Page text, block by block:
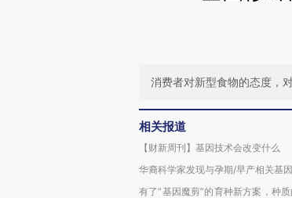
消费者对新型食物的态度，
相关报道
【财新周刊】基因技术会改变什么
华裔科学家发现与孕期/早产相关基
有了“基因魔剪”的育种新方案，种